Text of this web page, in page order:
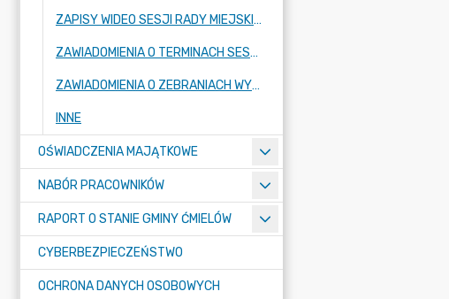
ZAPISY WIDEO SESJI RADY MIEJSKIEJ
ZAWIADOMIENIA O TERMINACH SESJI RADY MIEJSKIEJ ORAZ KOMISJI STAŁYCH RADY
ZAWIADOMIENIA O ZEBRANIACH WYBORCZYCH W SOŁECTWACH I MIEŚCIE ĆMIELÓW
INNE
OŚWIADCZENIA MAJĄTKOWE
NABÓR PRACOWNIKÓW
RAPORT O STANIE GMINY ĆMIELÓW
CYBERBEZPIECZEŃSTWO
OCHRONA DANYCH OSOBOWYCH